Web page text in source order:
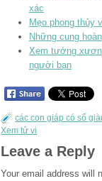
xác
Mẹo phong thủy
Những cung
Xem tướng
người bạn
các con giáp có số
Xem tử vi
Leave a Reply
Your email address will